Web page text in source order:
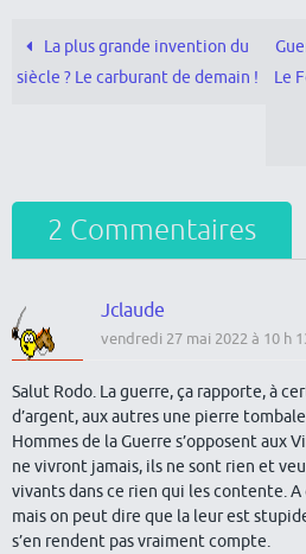
La plus grande invention du
siècle ? Le carburant de demain !
Le
2 Commentaires
Jclaude
vendredi 27 mai 2022 à 10 h
Salut Rodo. La guerre, ça rapporte, à
d’argent, aux autres une pierre
Hommes de la Guerre s’opposent aux
ne vivront jamais, ils ne sont rien et
vivants dans ce rien qui les contente. A
mais on peut dire que la leur est
s’en rendent pas vraiment compte.